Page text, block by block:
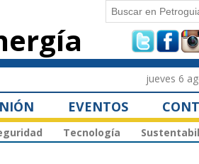
búsqueda
Buscar
jueves 6
EVENTOS
Tecnología